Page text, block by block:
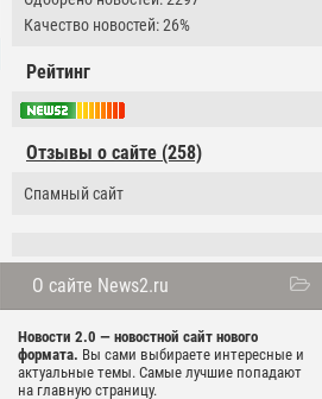
Качество новостей: 26%
Рейтинг
Отзывы о сайте (258)
Спамный сайт
О сайте News2.ru
Новости 2.0 — новостной сайт нового
формата. Вы сами выбираете интересные и
актуальные темы. Самые лучшие попадают
на главную страницу.